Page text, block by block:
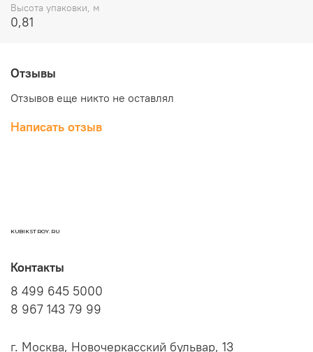
Высота упаковки, м
0,81
Отзывы
Отзывов еще никто не оставлял
Написать отзыв
KUBIKSTROY.RU
Контакты
8 499 645 5000
8 967 143 79 99
г. Москва, Новочеркасский бульвар, 13